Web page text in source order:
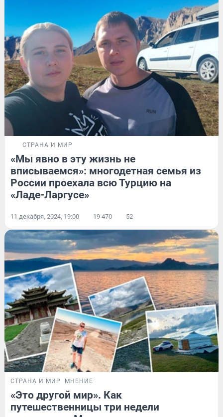
СТРАНА И МИР
«Мы явно в эту жизнь не
вписываемся»: многодетная семья из
России проехала всю Турцию на
«Ладе-Ларгусе»
11 декабря, 2024, 19:00 19 470 52
СТРАНА И МИР МНЕНИЕ
«Это другой мир». Как
путешественницы три недели